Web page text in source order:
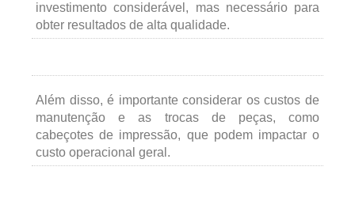
investimento considerável, mas necessário para
obter resultados de alta qualidade.
Além disso, é importante considerar os custos de
manutenção e as trocas de peças, como
cabeçotes de impressão, que podem impactar o
custo operacional geral.